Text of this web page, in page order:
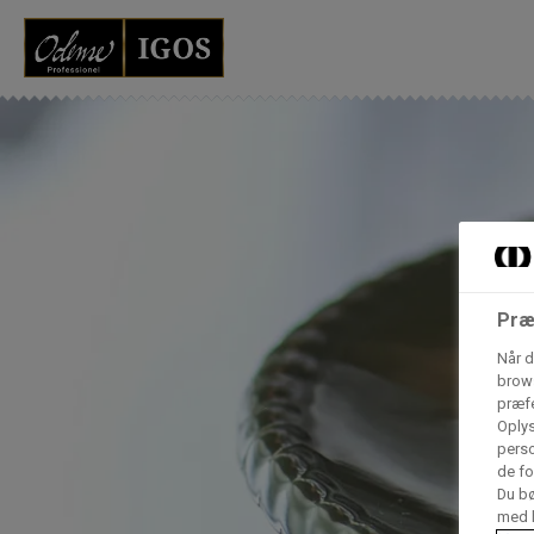
Grossister der
Hørkram Foodservice A/S
Procater ApS
Når
de
Du
med